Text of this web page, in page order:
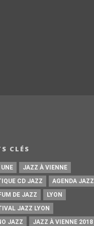
CLÉS
JAZZ À VIENNE
CD JAZZ
AGENDA JAZZ
DE JAZZ
LYON
JAZZ LYON
JAZZ
JAZZ À VIENNE 2018